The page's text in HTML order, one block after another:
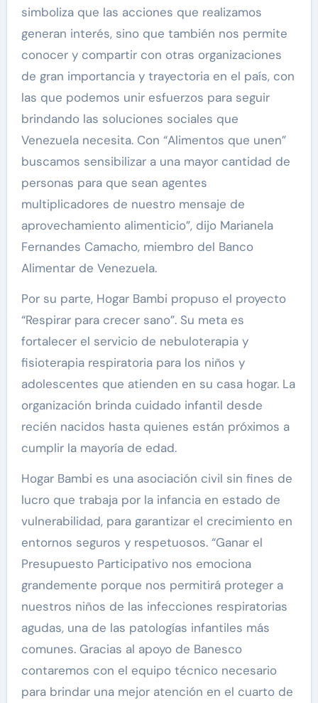
simboliza que las acciones que realizamos
generan interés, sino que también nos permite
conocer y compartir con otras organizaciones
de gran importancia y trayectoria en el país, con
las que podemos unir esfuerzos para seguir
brindando las soluciones sociales que
Venezuela necesita. Con “Alimentos que unen”
buscamos sensibilizar a una mayor cantidad de
personas para que sean agentes
multiplicadores de nuestro mensaje de
aprovechamiento alimenticio”, dijo Marianela
Fernandes Camacho, miembro del Banco
Alimentar de Venezuela.
Por su parte, Hogar Bambi propuso el proyecto
“Respirar para crecer sano”. Su meta es
fortalecer el servicio de nebuloterapia y
fisioterapia respiratoria para los niños y
adolescentes que atienden en su casa hogar. La
organización brinda cuidado infantil desde
recién nacidos hasta quienes están próximos a
cumplir la mayoría de edad.
Hogar Bambi es una asociación civil sin fines de
lucro que trabaja por la infancia en estado de
vulnerabilidad, para garantizar el crecimiento en
entornos seguros y respetuosos. “Ganar el
Presupuesto Participativo nos emociona
grandemente porque nos permitirá proteger a
nuestros niños de las infecciones respiratorias
agudas, una de las patologías infantiles más
comunes. Gracias al apoyo de Banesco
contaremos con el equipo técnico necesario
para brindar una mejor atención en el cuarto de